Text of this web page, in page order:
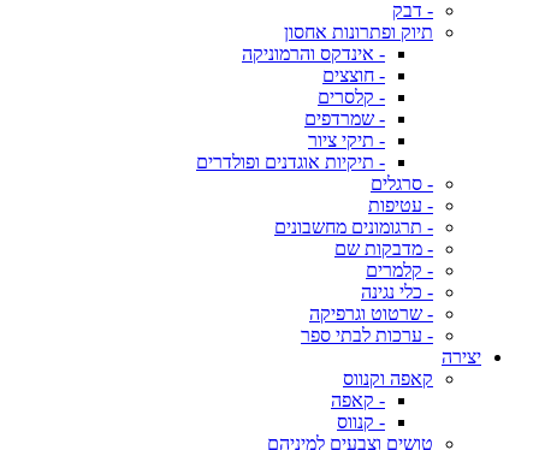
- דבק
תיוק ופתרונות אחסון
- אינדקס והרמוניקה
- חוצצים
- קלסרים
- שמרדפים
- תיקי ציור
- תיקיות אוגדנים ופולדרים
- סרגלים
- עטיפות
- תרגומונים מחשבונים
- מדבקות שם
- קלמרים
- כלי נגינה
- שרטוט וגרפיקה
- ערכות לבתי ספר
יצירה
קאפה וקנווס
- קאפה
- קנווס
טושים וצבעים למיניהם